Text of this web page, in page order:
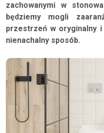
zachowanymi w
będziemy mogli
przestrzeń w oryginalny
nienachalny sposób.